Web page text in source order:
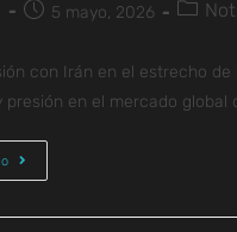
5 mayo, 2026
con Irán en el estrecho de
presión en el mercado global